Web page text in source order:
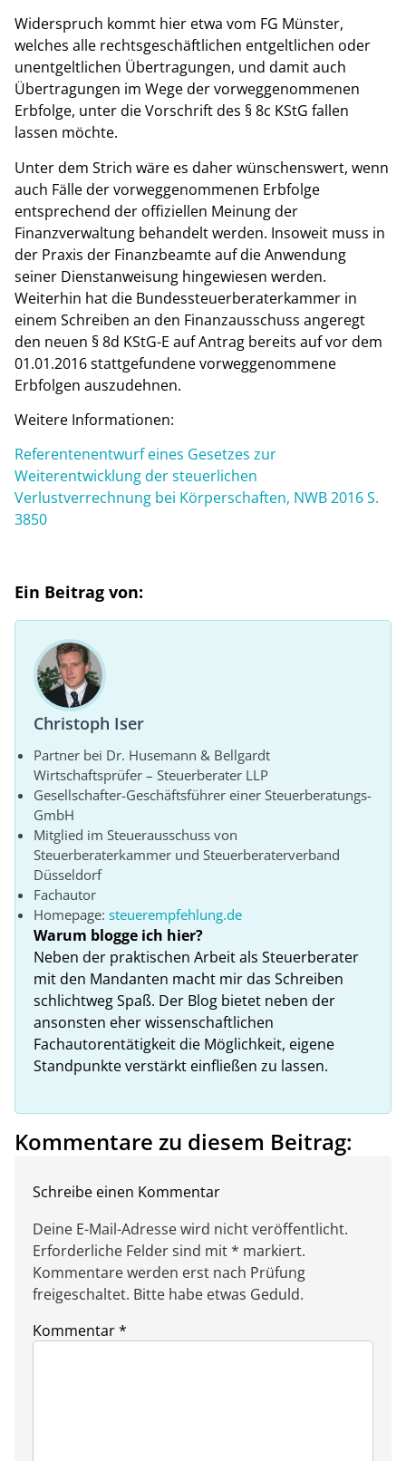
Widerspruch kommt hier etwa vom FG Münster,
welches alle rechtsgeschäftlichen entgeltlichen oder
unentgeltlichen Übertragungen, und damit auch
Übertragungen im Wege der vorweggenommenen
Erbfolge, unter die Vorschrift des § 8c KStG fallen
lassen möchte.
Unter dem Strich wäre es daher wünschenswert, wenn
auch Fälle der vorweggenommenen Erbfolge
entsprechend der offiziellen Meinung der
Finanzverwaltung behandelt werden. Insoweit muss in
der Praxis der Finanzbeamte auf die Anwendung
seiner Dienstanweisung hingewiesen werden.
Weiterhin hat die Bundessteuerberaterkammer in
einem Schreiben an den Finanzausschuss angeregt
den neuen § 8d KStG-E auf Antrag bereits auf vor dem
01.01.2016 stattgefundene vorweggenommene
Erbfolgen auszudehnen.
Weitere Informationen:
Referentenentwurf eines Gesetzes zur
Weiterentwicklung der steuerlichen
Verlustverrechnung bei Körperschaften, NWB 2016 S.
3850
Ein Beitrag von:
Christoph Iser
Partner bei Dr. Husemann & Bellgardt
Wirtschaftsprüfer – Steuerberater LLP
Gesellschafter-Geschäftsführer einer Steuerberatungs-
GmbH
Mitglied im Steuerausschuss von
Steuerberaterkammer und Steuerberaterverband
Düsseldorf
Fachautor
Homepage: steuerempfehlung.de
Warum blogge ich hier?
Neben der praktischen Arbeit als Steuerberater
mit den Mandanten macht mir das Schreiben
schlichtweg Spaß. Der Blog bietet neben der
ansonsten eher wissenschaftlichen
Fachautorentätigkeit die Möglichkeit, eigene
Standpunkte verstärkt einfließen zu lassen.
Kommentare zu diesem Beitrag:
Schreibe einen Kommentar
Deine E-Mail-Adresse wird nicht veröffentlicht.
Erforderliche Felder sind mit * markiert.
Kommentare werden erst nach Prüfung
freigeschaltet. Bitte habe etwas Geduld.
Kommentar*